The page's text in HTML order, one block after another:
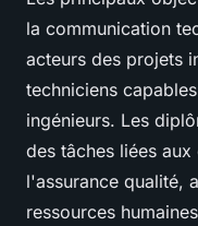
la communication
acteurs des projets
techniciens
ingénieurs. Les
des tâches liées
l'assurance qualité,
ressources